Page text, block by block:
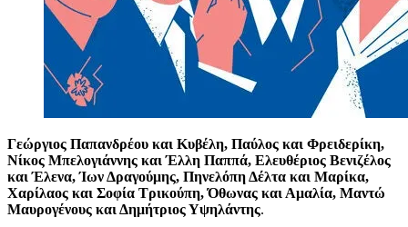
Γεώργιος Παπανδρέου και Κυβέλη, Παύλος και Φρειδερίκη,
Νίκος Μπελογιάννης και Έλλη Παππά, Ελευθέριος Βενιζέλος
και Έλενα, Ίων Δραγούμης, Πηνελόπη Δέλτα και Μαρίκα,
Χαρίλαος και Σοφία Τρικούπη, Όθωνας και Αμαλία, Μαντώ
Μαυρογένους και Δημήτριος Υψηλάντης.